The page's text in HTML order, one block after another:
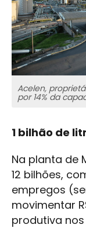
Acelen,
por 14% da
1 bilhão de
Na planta de
12 bilhões,
empregos
movimentar
produtiva nos